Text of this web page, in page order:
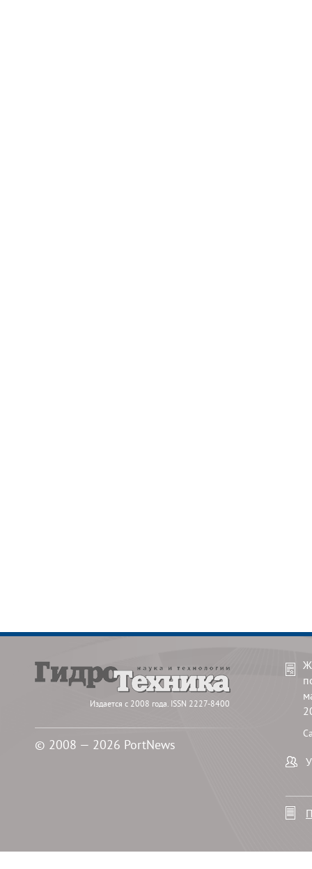
Издается с 2008 года. ISSN 2227-8400
© 2008 — 2026 PortNews